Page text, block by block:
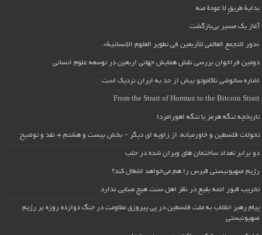
بداية طريقٍ لا عودة منه
آغاز یک مسیر بی‌بازگشت
«دور التجمع العالمي للأربعين في تطوير العلوم الإنسانية».
دومین فراخوان بررسی نقش همایش جهانی اربعین در توسعه علوم انسانی
اشاره ساتوشی ناکاموتو بیش از حد به ایران نزدیک است
From the Strait of Hormuz to the Bitcoin Strait
تاریخچه تنگه هرمز یا تنگه اهورامزدا
تحولات فلسطین و خاورمیانه، از زاویه ای دیگر – بخش بیست و هشتم + نقد و توضیح
دو برابر تعداد ساختمان های ویران شده در حلب
رژیم صهیونیستی قبرس را هم می‌خواهد اشغال کند؟
تخریب قبور ائمه بقیع در نظر اهل سنت هیچ مبنایی ندارد
پیام رهبر انقلاب به ملت فلسطین در پی پیروزی مقاومت در جنگ دوازده روزه بر رژیم
صهیونیستی